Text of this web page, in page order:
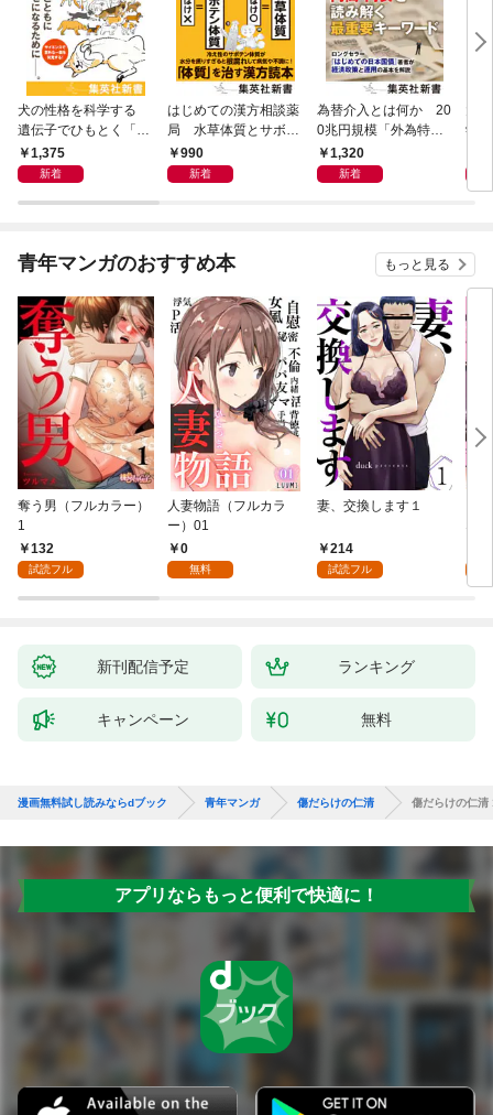
犬の性格を科学する
遺伝子でひもとく「最
良の友」の進化
1,375
新着
はじめての漢方相談薬
局 水草体質とサボテ
ン体質
990
新着
為替介入とは何か 20
0兆円規模「外為特
会」が生まれた謎
1,320
新着
学
青年マンガのおすすめ本 もっと見る
奪う男（フルカラー）
1
132
試読フル
人妻物語（フルカラ
ー）01
0
無料
妻、交換します１
214
試読フル
な
新刊配信予定 ランキング
キャンペーン 無料
漫画無料試し読みならdブック 青年マンガ 傷だらけの仁清 傷だらけの仁清
アプリならもっと便利で快適に！